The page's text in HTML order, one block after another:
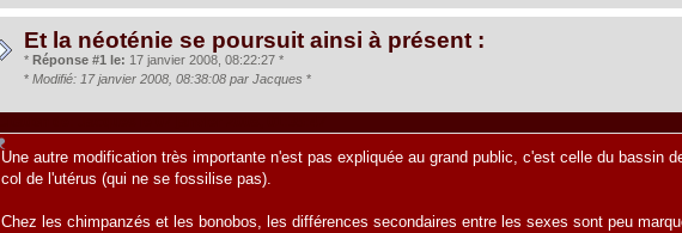
Et la néoténie se poursuit ainsi à présent :
* Réponse #1 le: 17 janvier 2008, 08:22:27 *
* Modifié: 17 janvier 2008, 08:38:08 par Jacques *
Une autre modification très importante n'est pas expliquée au grand public, c'est celle du bassin
col de l'utérus (qui ne se fossilise pas).
Chez les chimpanzés et les bonobos, les différences secondaires entre les sexes sont peu